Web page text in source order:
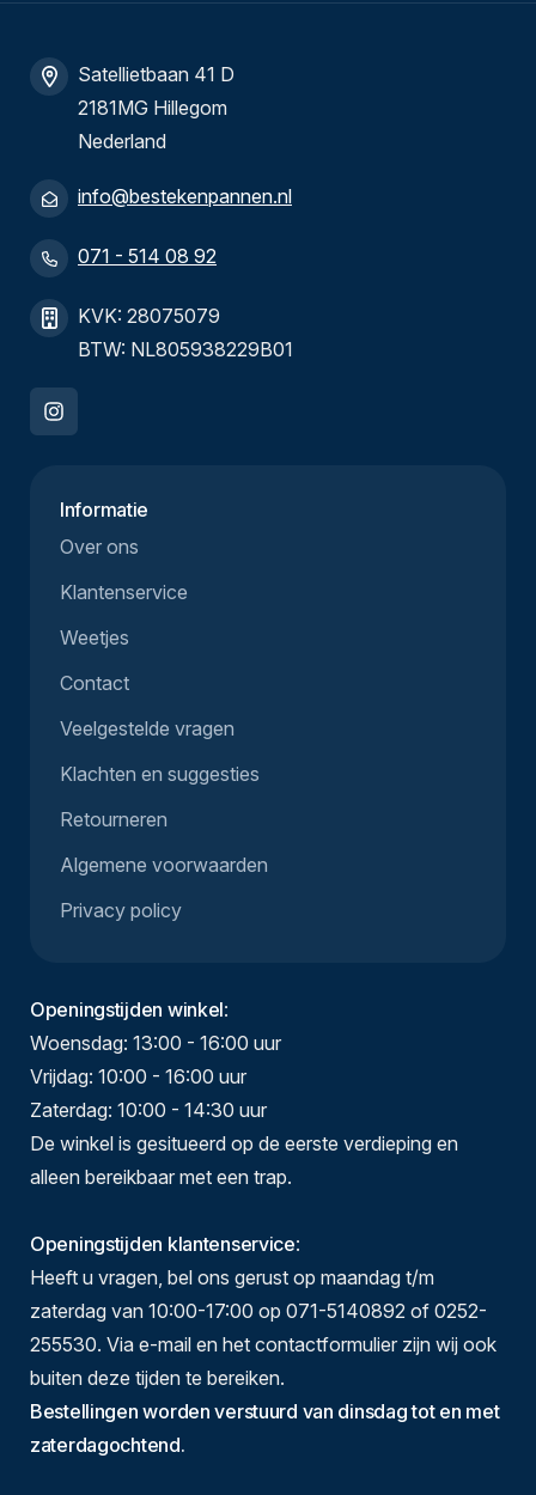
Satellietbaan 41 D
2181MG Hillegom
Nederland
info@bestekenpannen.nl
071 - 514 08 92
KVK: 28075079
BTW: NL805938229B01
Informatie
Over ons
Klantenservice
Weetjes
Contact
Veelgestelde vragen
Klachten en suggesties
Retourneren
Algemene voorwaarden
Privacy policy
Openingstijden winkel:
Woensdag: 13:00 - 16:00 uur
Vrijdag: 10:00 - 16:00 uur
Zaterdag: 10:00 - 14:30 uur
De winkel is gesitueerd op de eerste verdieping en
alleen bereikbaar met een trap.
Openingstijden klantenservice:
Heeft u vragen, bel ons gerust op maandag t/m
zaterdag van 10:00-17:00 op 071-5140892 of 0252-
255530. Via e-mail en het contactformulier zijn wij ook
buiten deze tijden te bereiken.
Bestellingen worden verstuurd van dinsdag tot en met
zaterdagochtend.